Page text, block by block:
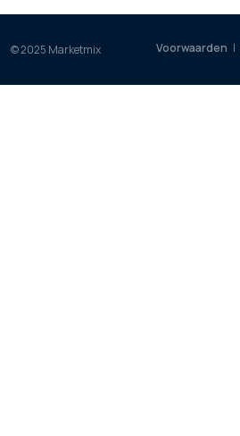
© 2025 Marketmix Voorwaarden |